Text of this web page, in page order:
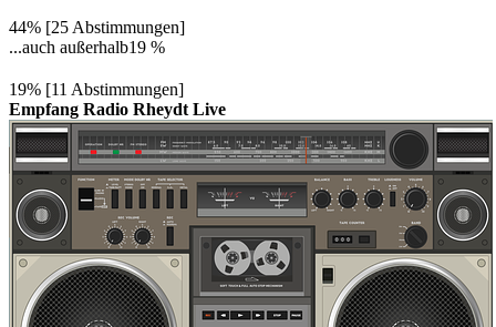
44% [25 Abstimmungen]
...auch außerhalb19 %
19% [11 Abstimmungen]
Empfang Radio Rheydt Live